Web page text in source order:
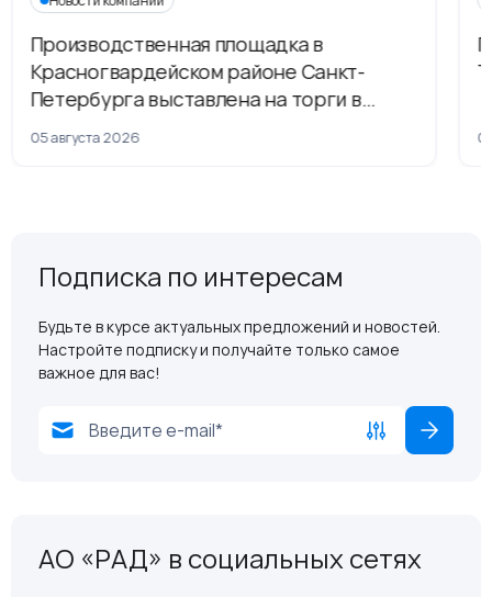
Производственная площадка в
Красногвардейском районе Санкт-
Петербурга выставлена на торги в
рамках приватизации
05 августа 2026
Подписка по интересам
Будьте в курсе актуальных предложений и новостей.
Настройте подписку и получайте только самое
важное для вас!
АО «РАД» в социальных сетях